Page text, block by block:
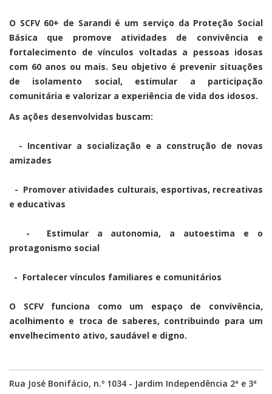
O SCFV 60+ de Sarandi é um serviço da Proteção Social
Básica que promove atividades de convivência e
fortalecimento de vínculos voltadas a pessoas idosas
com 60 anos ou mais. Seu objetivo é prevenir situações
de isolamento social, estimular a participação
comunitária e valorizar a experiência de vida dos idosos.
As ações desenvolvidas buscam:
- Incentivar a socialização e a construção de novas
amizades
- Promover atividades culturais, esportivas, recreativas
e educativas
- Estimular a autonomia, a autoestima e o
protagonismo social
- Fortalecer vínculos familiares e comunitários
O SCFV funciona como um espaço de convivência,
acolhimento e troca de saberes, contribuindo para um
envelhecimento ativo, saudável e digno.
Rua José Bonifácio, n.º 1034 - Jardim Independência 2ª e 3ª